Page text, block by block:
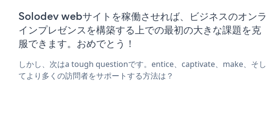
Solodev webサイトを稼働させれば、ビジネスのオンラ
インプレゼンスを構築する上での最初の大きな課題を克
服できます。おめでとう！
しかし、次はa tough questionです。entice、captivate、make、そし
てより多くの訪問者をサポートする方法は？